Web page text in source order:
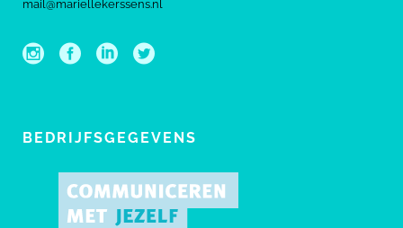
mail@mariellekerssens.nl
BEDRIJFSGEGEVENS